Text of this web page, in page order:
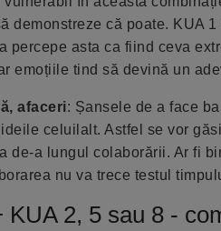
demonstreze că poate. KUA
percepe asta ca fiind ceva
emoțiile tind să devină un
afaceri: Șansele de a face
celuilalt. Astfel se vor
de-a lungul colaborării. Ar fi
nu va trece testul
KUA 2, 5 sau 8 -